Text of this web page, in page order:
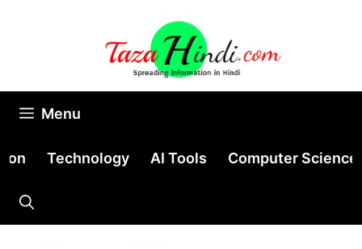
Menu
Technology AI Tools Computer Science